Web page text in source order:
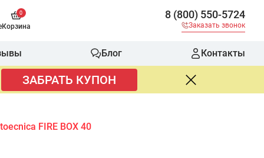
0
Корзина
8 (800) 550-5724
Заказать звонок
Блог Контакты
ЗАБРАТЬ КУПОН
FIRE BOX 40